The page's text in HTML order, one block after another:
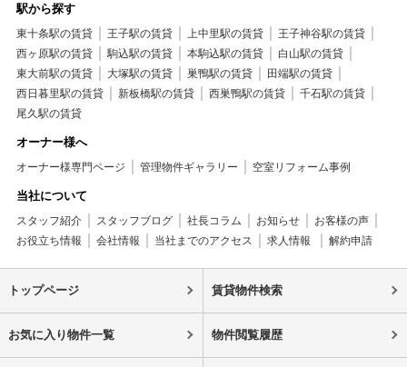
駅から探す
東十条駅の賃貸 王子駅の賃貸 上中里駅の賃貸
王子神谷駅の賃貸
西ヶ原駅の賃貸
駒込駅の賃貸 本駒込駅の賃貸
白山駅の賃貸
東大前駅の賃貸
大塚駅の賃貸 巣鴨駅の賃貸
田端駅の賃貸
西日暮里駅の賃貸
新板橋駅の賃貸 西巣鴨駅の賃貸
千石駅の賃貸
尾久駅の賃貸
オーナー様へ
オーナー様専門ページ 管理物件ギャラリー 空室リフォーム事例
当社について
スタッフ紹介 スタッフブログ 社長コラム お知らせ
お客様の声
お役立ち情報
会社情報 当社までのアクセス 求人情報 解約申請
トップページ 賃貸物件検索
お気に入り物件一覧 物件閲覧履歴